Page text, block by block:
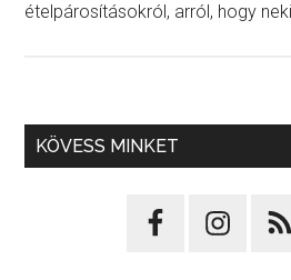
ételpárosításokról, arról, hogy
KÖVESS MINKET